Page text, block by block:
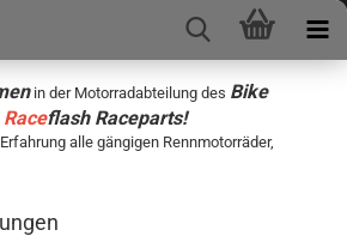
in der Motorradabteilung des Bike
Raceflash Raceparts!
alle gängigen Rennmotorräder,